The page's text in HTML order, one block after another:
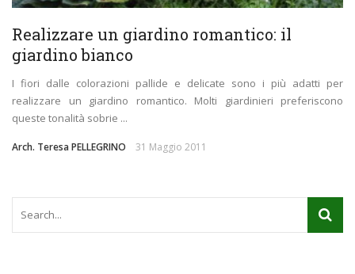
Realizzare un giardino romantico: il
giardino bianco
I fiori dalle colorazioni pallide e delicate sono i più adatti per
realizzare un giardino romantico. Molti giardinieri preferiscono
queste tonalità sobrie ...
Arch. Teresa PELLEGRINO 31 Maggio 2011